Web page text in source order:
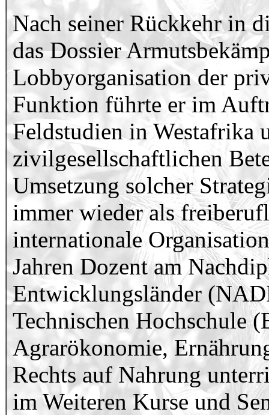
Nach seiner Rückkehr in
das Dossier
Lobbyorganisation der
Funktion führte er im
Feldstudien in Westafrika
zivilgesellschaftlichen
Umsetzung solcher
immer wieder als
internationale
Jahren Dozent am
Entwicklungsländer
Technischen Hochschule
Agrarökonomie,
Rechts auf Nahrung
im Weiteren Kurse und